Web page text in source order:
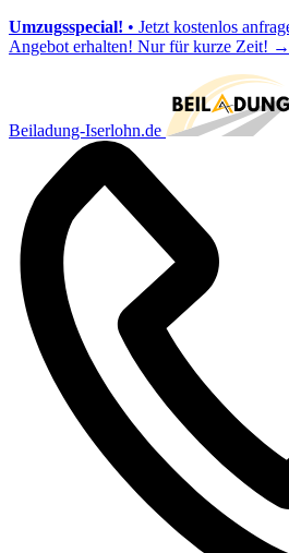
Umzugsspecial! • Jetzt kostenlos
Angebot erhalten! Nur für kurze Zeit! →
Beiladung-Iserlohn.de